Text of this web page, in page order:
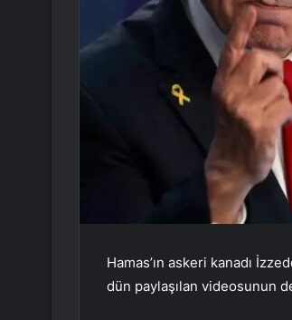
Hamas’ın askeri kanadı
dün paylaşılan videosunun